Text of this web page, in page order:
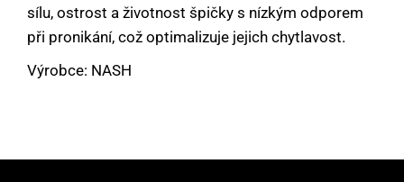
sílu, ostrost a životnost špičky s nízkým odporem
při pronikání, což optimalizuje jejich chytlavost.
Výrobce: NASH
Neváhejte se na nás obrátit!